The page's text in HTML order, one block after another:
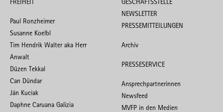
Paul Ronzheimer
Susanne Koelbl
Tim Hendrik Walter aka Herr
Anwalt
Düzen Tekkal
Can Dündar
Ján Kuciak
Daphne Caruana Galizia
NEWSLETTER
PRESSEMITTEILUNGEN
Archiv
PRESSESERVICE
Ansprechpartnerinnen
Newsfeed
MVFP in den Medien